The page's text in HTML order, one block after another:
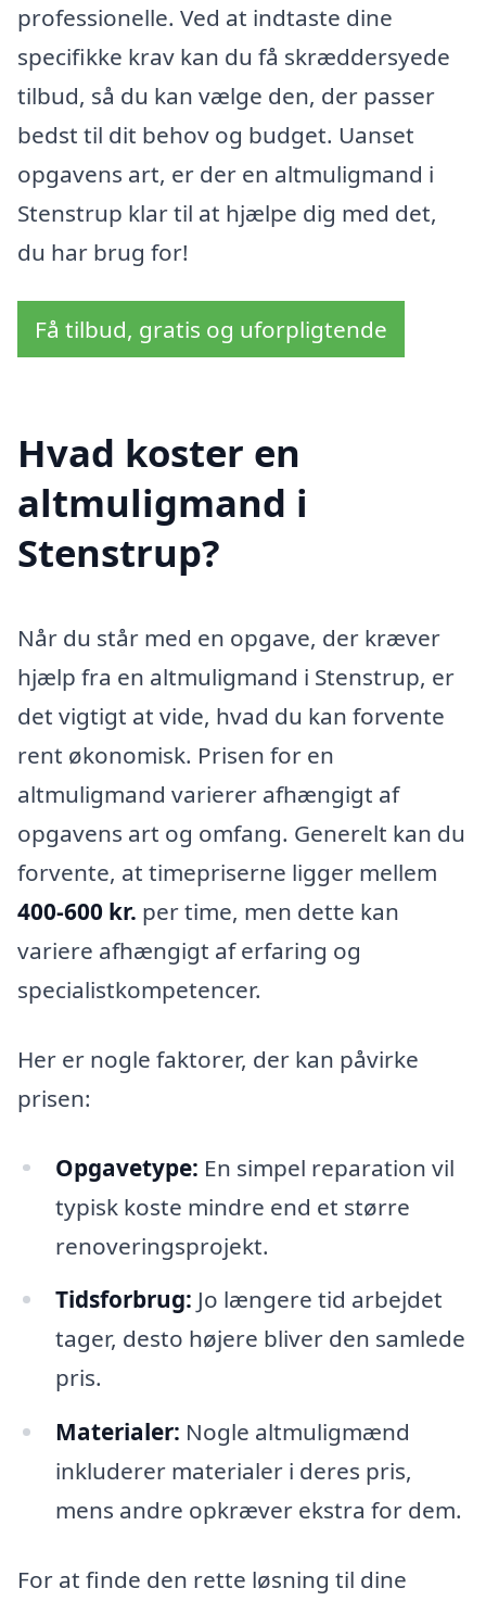
professionelle. Ved at indtaste dine
specifikke krav kan du få skræddersyede
tilbud, så du kan vælge den, der passer
bedst til dit behov og budget. Uanset
opgavens art, er der en altmuligmand i
Stenstrup klar til at hjælpe dig med det,
du har brug for!
Få tilbud, gratis og uforpligtende
Hvad koster en
altmuligmand i
Stenstrup?
Når du står med en opgave, der kræver
hjælp fra en altmuligmand i Stenstrup, er
det vigtigt at vide, hvad du kan forvente
rent økonomisk. Prisen for en
altmuligmand varierer afhængigt af
opgavens art og omfang. Generelt kan du
forvente, at timepriserne ligger mellem
400-600 kr. per time, men dette kan
variere afhængigt af erfaring og
specialistkompetencer.
Her er nogle faktorer, der kan påvirke
prisen:
Opgavetype: En simpel reparation vil
typisk koste mindre end et større
renoveringsprojekt.
Tidsforbrug: Jo længere tid arbejdet
tager, desto højere bliver den samlede
pris.
Materialer: Nogle altmuligmænd
inkluderer materialer i deres pris,
mens andre opkræver ekstra for dem.
For at finde den rette løsning til dine